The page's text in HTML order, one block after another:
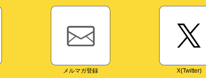
メルマガ登録 X(Twitter)